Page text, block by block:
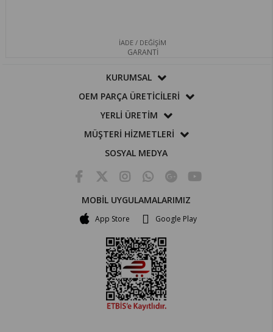
İADE / DEĞİŞİM
GARANTİ
KURUMSAL
OEM PARÇA ÜRETİCİLERİ
YERLİ ÜRETİM
MÜŞTERİ HİZMETLERİ
SOSYAL MEDYA
MOBİL UYGULAMALARIMIZ
App Store Google Play